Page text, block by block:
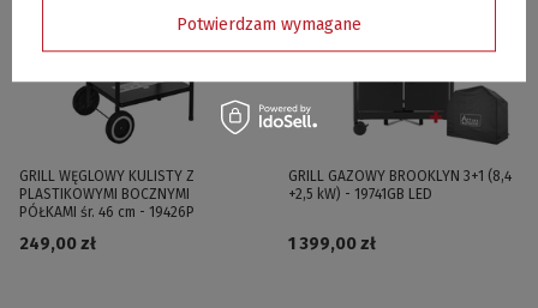
GRILL WĘGLOWY KULISTY Z
PLASTIKOWYMI BOCZNYMI
PÓŁKAMI śr. 46 cm - 19426P
249,00 zł
GRILL GAZOWY BROOKLYN 3+1 (8,4
+2,5 kW) - 19741GB LED
1 399,00 zł
Potwierdzam wymagane